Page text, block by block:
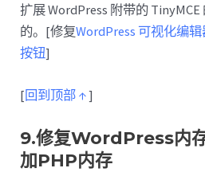
扩展 WordPress 附带的
的。[修复WordPress 可视化编
按钮]
[回到顶部 ↑]
9.修复WordPress内
加PHP内存